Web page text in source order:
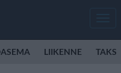
LIIKENNE TAKSI